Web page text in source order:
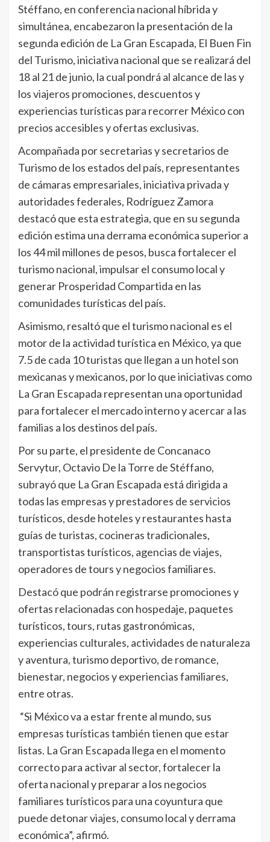
Stéffano, en conferencia nacional híbrida y
simultánea, encabezaron la presentación de la
segunda edición de La Gran Escapada, El Buen Fin
del Turismo, iniciativa nacional que se realizará del
18 al 21 de junio, la cual pondrá al alcance de las y
los viajeros promociones, descuentos y
experiencias turísticas para recorrer México con
precios accesibles y ofertas exclusivas.
Acompañada por secretarias y secretarios de
Turismo de los estados del país, representantes
de cámaras empresariales, iniciativa privada y
autoridades federales, Rodríguez Zamora
destacó que esta estrategia, que en su segunda
edición estima una derrama económica superior a
los 44 mil millones de pesos, busca fortalecer el
turismo nacional, impulsar el consumo local y
generar Prosperidad Compartida en las
comunidades turísticas del país.
Asimismo, resaltó que el turismo nacional es el
motor de la actividad turística en México, ya que
7.5 de cada 10 turistas que llegan a un hotel son
mexicanas y mexicanos, por lo que iniciativas como
La Gran Escapada representan una oportunidad
para fortalecer el mercado interno y acercar a las
familias a los destinos del país.
Por su parte, el presidente de Concanaco
Servytur, Octavio De la Torre de Stéffano,
subrayó que La Gran Escapada está dirigida a
todas las empresas y prestadores de servicios
turísticos, desde hoteles y restaurantes hasta
guías de turistas, cocineras tradicionales,
transportistas turísticos, agencias de viajes,
operadores de tours y negocios familiares.
Destacó que podrán registrarse promociones y
ofertas relacionadas con hospedaje, paquetes
turísticos, tours, rutas gastronómicas,
experiencias culturales, actividades de naturaleza
y aventura, turismo deportivo, de romance,
bienestar, negocios y experiencias familiares,
entre otras.
“Si México va a estar frente al mundo, sus
empresas turísticas también tienen que estar
listas. La Gran Escapada llega en el momento
correcto para activar al sector, fortalecer la
oferta nacional y preparar a los negocios
familiares turísticos para una coyuntura que
puede detonar viajes, consumo local y derrama
económica”, afirmó.